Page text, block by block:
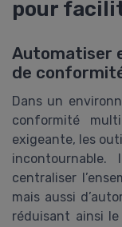
pour
Automatiser
de
Dans un
conformité
exigeante, les
centraliser
mais aussi
réduisant ainsi